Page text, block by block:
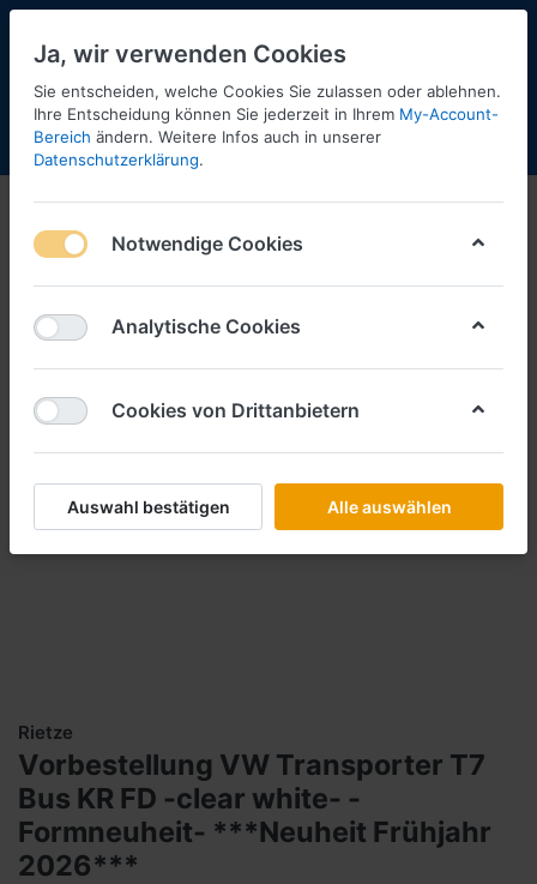
Menü Anmelden Shopaktualisierung
Rietze
Vorbestellung VW Transporter T7
Bus KR FD -clear white- -
Formneuheit- ***Neuheit Frühjahr
2026***
Ja, wir verwenden Cookies
Sie entscheiden, welche Cookies Sie zulassen oder ablehnen.
Ihre Entscheidung können Sie jederzeit in Ihrem My-Account-
Bereich ändern. Weitere Infos auch in unserer
Datenschutzerklärung.
Notwendige Cookies
Analytische Cookies
Cookies von Drittanbietern
Auswahl bestätigen Alle auswählen